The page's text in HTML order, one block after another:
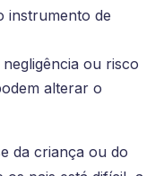
instrumento de
ou risco
alterar o
da criança ou do